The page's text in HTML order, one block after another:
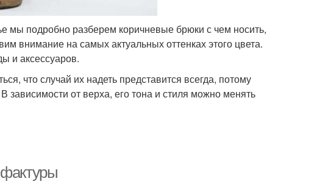
мы подробно разберем коричневые брюки с чем носить,
внимание на самых актуальных оттенках этого цвета.
и аксессуаров.
что случай их надеть представится всегда, потому
зависимости от верха, его тона и стиля можно менять